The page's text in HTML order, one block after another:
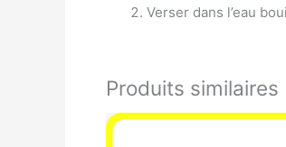
Verser dans l’eau
Produits similaires